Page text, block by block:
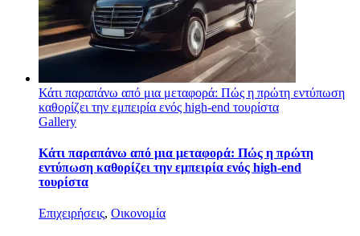
Κάτι παραπάνω από μια μεταφορά: Πώς η πρώτη εντύπωση
καθορίζει την εμπειρία ενός high-end τουρίστα
Gallery
Κάτι παραπάνω από μια μεταφορά: Πώς η πρώτη
εντύπωση καθορίζει την εμπειρία ενός high-end
τουρίστα
Επιχειρήσεις, Οικονομία